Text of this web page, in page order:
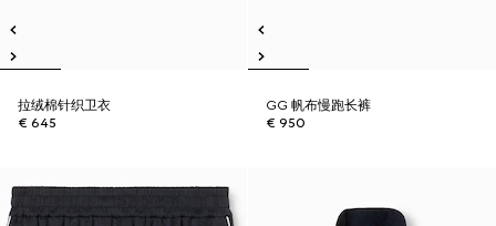
拉绒棉针织卫衣
€ 645
GG 帆布慢跑长裤
€ 950